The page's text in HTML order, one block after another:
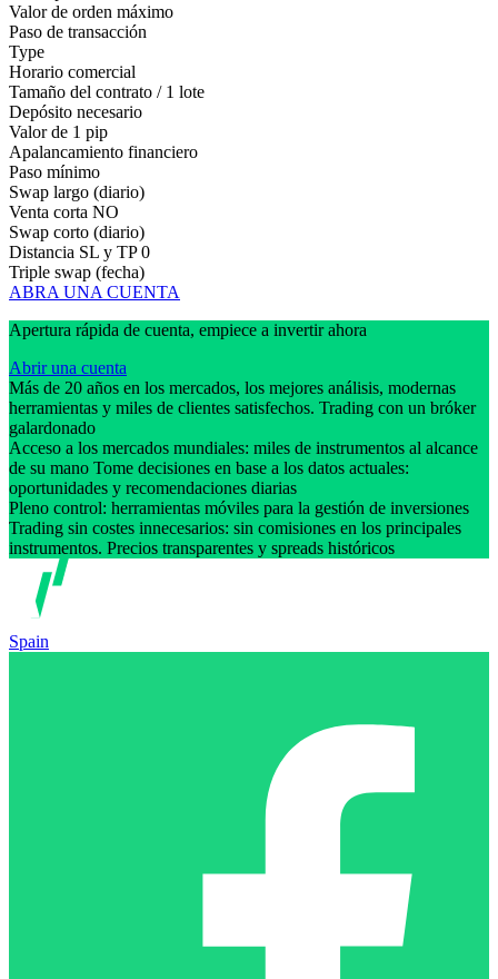
Valor de orden máximo
Paso de transacción
Type
Horario comercial
Tamaño del contrato / 1 lote
Depósito necesario
Valor de 1 pip
Apalancamiento financiero
Paso mínimo
Swap largo (diario)
Venta corta NO
Swap corto (diario)
Distancia SL y TP 0
Triple swap (fecha)
ABRA UNA CUENTA
Apertura rápida de cuenta, empiece a invertir ahora
Abrir una cuenta
Más de 20 años en los mercados, los mejores análisis, modernas
herramientas y miles de clientes satisfechos. Trading con un bróker
galardonado
Acceso a los mercados mundiales: miles de instrumentos al alcance
de su mano Tome decisiones en base a los datos actuales:
oportunidades y recomendaciones diarias
Pleno control: herramientas móviles para la gestión de inversiones
Trading sin costes innecesarios: sin comisiones en los principales
instrumentos. Precios transparentes y spreads históricos
Spain